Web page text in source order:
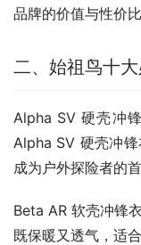
品牌的价值与性价比
二、始祖鸟十
Alpha SV 硬壳冲
Alpha SV 硬壳冲锋
成为户外探险者的首
Beta AR 软壳冲锋
既保暖又透气，适